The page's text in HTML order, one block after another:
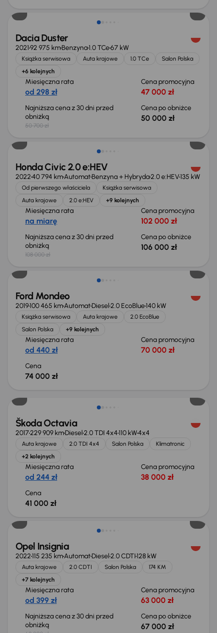
Dacia Duster
202192 975 kmBenzyna1.0 TCe67 kW
Książka serwisowa Auta krajowe 1.0 TCe
Salon Polska
+6 kolejnych
Miesięczna rata
od 298 zł
Cena promocyjna
47 000 zł
Najniższa cena z 30 dni przed
obniżką
50 700 zł
Cena po obniżce
50 000 zł
Taniej o 2 000 zł
Honda Civic 2.0 e:HEV
202240 794 kmAutomatBenzyna + Hybryda2.0 e:HEV135 kW
Od pierwszego właściciela
Książka serwisowa
Auta krajowe
2.0 e:HEV +9 kolejnych
Miesięczna rata
na miarę
Cena promocyjna
102 000 zł
Najniższa cena z 30 dni przed
obniżką
108 000 zł
Cena po obniżce
106 000 zł
Ford Mondeo
2019100 465 kmAutomatDiesel2.0 EcoBlue140 kW
Książka serwisowa Auta krajowe
2.0 EcoBlue
Salon Polska
+9 kolejnych
Miesięczna rata
od 440 zł
Cena promocyjna
70 000 zł
Cena
74 000 zł
Škoda Octavia
2017229 909 kmDiesel2.0 TDI 4x4110 kW4x4
Auta krajowe 2.0 TDI 4x4 Salon Polska
Klimatronic
+2 kolejnych
Miesięczna rata
od 244 zł
Cena promocyjna
38 000 zł
Cena
41 000 zł
Opel Insignia
2022115 235 kmAutomatDiesel2.0 CDTI128 kW
Auta krajowe 2.0 CDTI Salon Polska
174 KM
+7 kolejnych
Miesięczna rata
od 399 zł
Cena promocyjna
63 000 zł
Najniższa cena z 30 dni przed
obniżką
Cena po obniżce
67 000 zł